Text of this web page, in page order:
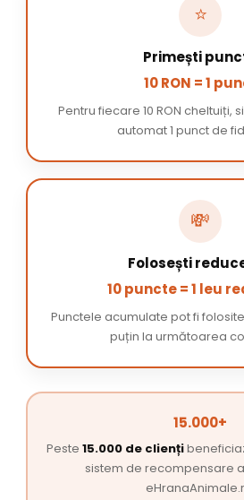
⭐
Primești
10 RON = 1
Pentru fiecare 10 RON cheltuiți,
automat 1 punct de
💸
Folosești
10 puncte = 1 leu
Punctele acumulate pot fi
puțin la următoarea
15.000+
Peste 15.000 de clienți
sistem de recompensare